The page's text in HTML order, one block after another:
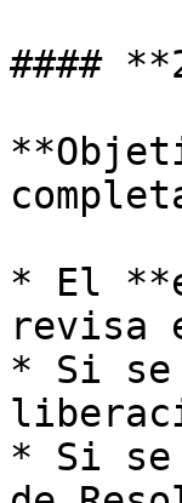
####
* El
revisa
* Si se
* Si se